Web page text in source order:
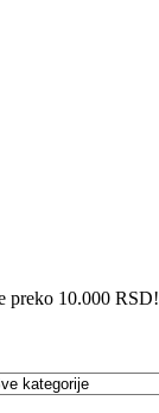
preko 10.000 RSD!